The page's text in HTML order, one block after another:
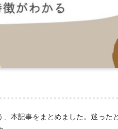
本記事をまとめました。迷った